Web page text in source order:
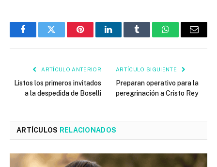
FacebookTwitter PinterestLinkedInTumblr WhatsAppEmail
ARTÍCULO ANTERIOR
Listos los primeros invitados
a la despedida de Boselli
ARTÍCULO SIGUIENTE
Preparan operativo para la
peregrinación a Cristo Rey
ARTÍCULOS RELACIONADOS